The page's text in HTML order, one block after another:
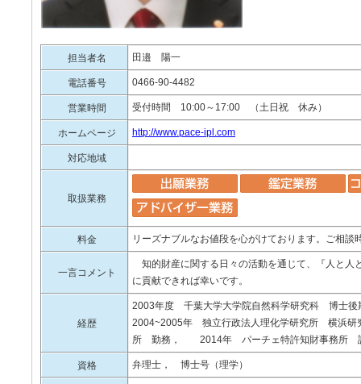
担当者名 田邉 陽一
電話番号 0466-90-4482
営業時間 受付時間 10:00～17:00 （土日祝 休み）
ホームページ http://www.pace-ipl.com
対応地域
取扱業務
料金 リーズナブルなお値段を心がけております。ご相談
一言コメント
知的財産に関する日々の活動を通じて、『人と人
に貢献できれば幸いです。
経歴
2003年度 千葉大学大学院自然科学研究科 博
2004~2005年 独立行政法人理化学研究所 横浜
所 勤務， 2014年 パーチェ特許知財事務
資格 弁理士， 博士号（理学）